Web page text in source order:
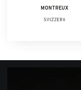
MONTREUX
SVIZZERA